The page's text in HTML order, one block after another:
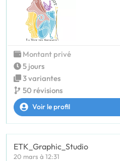
Montant privé
5 jours
3 variantes
50 révisions
Voir le profil
ETK_Graphic_Studio
20 mars à 12:31